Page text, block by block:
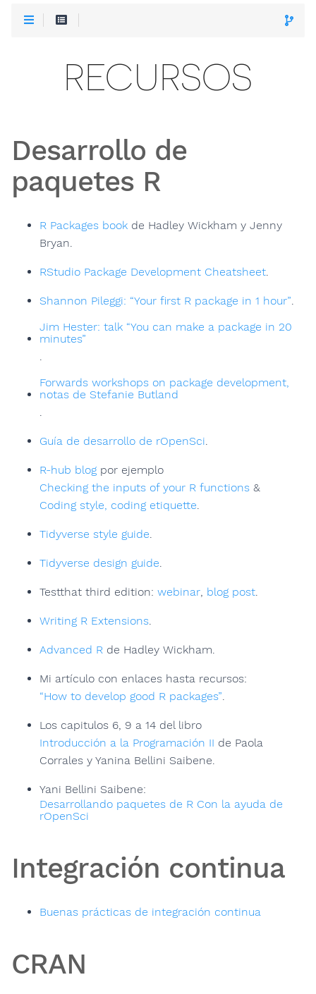
RECURSOS
Desarrollo de
paquetes R
R Packages book de Hadley Wickham y Jenny
Bryan.
RStudio Package Development Cheatsheet.
Shannon Pileggi: “Your first R package in 1 hour”.
Jim Hester: talk “You can make a package in 20
minutes”
.
Forwards workshops on package development,
notas de Stefanie Butland
.
Guía de desarrollo de rOpenSci.
R-hub blogpor ejemplo
Checking the inputs of your R functions &
Coding style, coding etiquette.
Tidyverse style guide.
Tidyverse design guide.
Testthat third edition: webinar, blog post.
Writing R Extensions.
Advanced R de Hadley Wickham.
Mi artículo con enlaces hasta recursos:
“How to develop good R packages”.
Los capitulos 6, 9 a 14 del libro
Introducción a la Programación II de Paola
Corrales y Yanina Bellini Saibene.
Yani Bellini Saibene:
Desarrollando paquetes de R Con la ayuda de
rOpenSci
Integración continua
Buenas prácticas de integración continua
CRAN